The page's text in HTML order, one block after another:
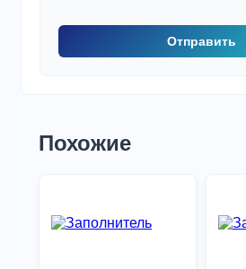
Похожие